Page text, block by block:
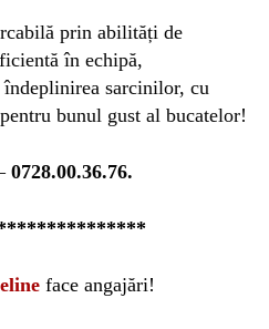
prin abilități de
în echipă,
sarcinilor, cu
bunul gust al bucatelor!
0728.00.36.76.
face angajări!